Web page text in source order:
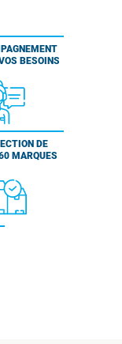
BESOINS
DE
MARQUES